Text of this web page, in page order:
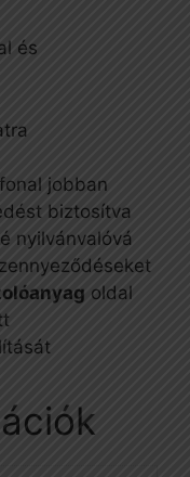
és
jobban
biztosítva
nyilvánvalóvá
oldal